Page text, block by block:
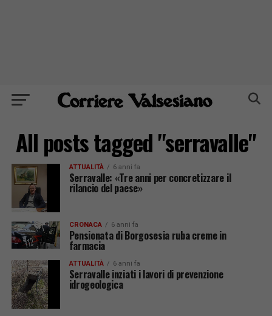
All posts tagged "serravalle"
ATTUALITÀ 6 anni fa
Serravalle: «Tre anni per concretizzare il
rilancio del paese»
CRONACA 6 anni fa
Pensionata di Borgosesia ruba creme in
farmacia
ATTUALITÀ 6 anni fa
Serravalle inziati i lavori di prevenzione
idrogeologica